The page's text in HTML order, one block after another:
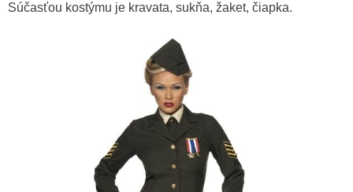
Súčasťou kostýmu je kravata, sukňa, žaket, čiapka.